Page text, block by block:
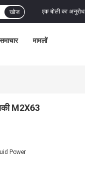
एक बोली का अनुरोध
खोज
समाचार मामलों
M2X63
Power